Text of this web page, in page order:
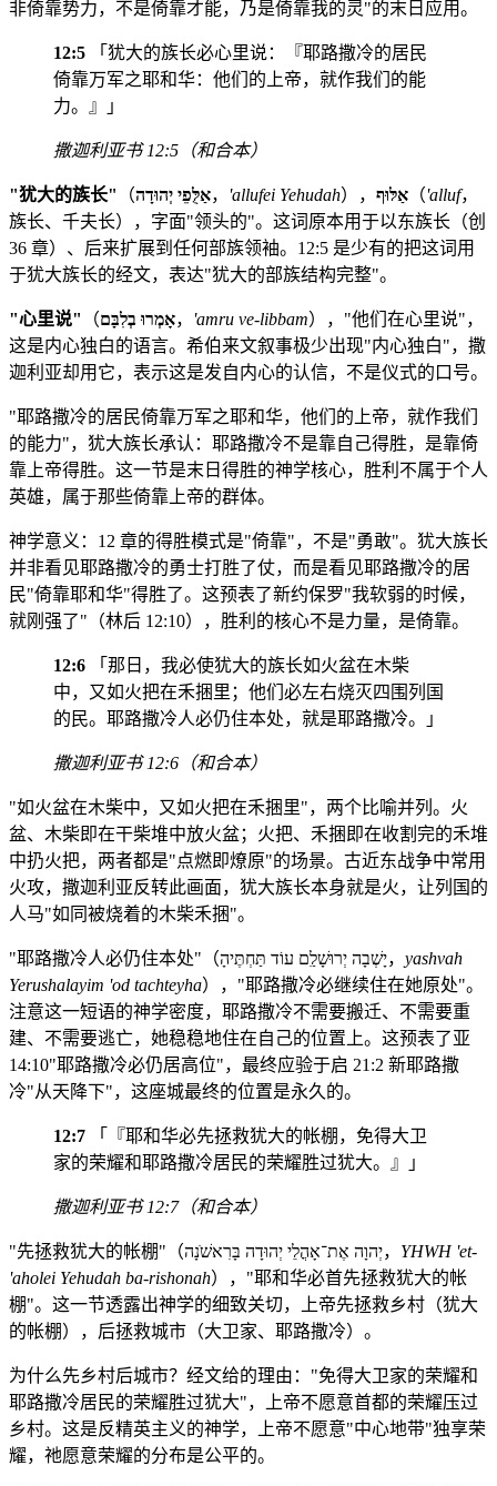
非倚靠势力，不是倚靠才能，乃是倚靠我的灵"的末日应用。
12:5 「犹大的族长必心里说：『耶路撒冷的居民
倚靠万军之耶和华：他们的上帝，就作我们的能
力。』」
撒迦利亚书 12:5（和合本）
"犹大的族长" （אַלֻּפֵי יְהוּדָה， 'allufei Yehudah）， אַלּוּף （'alluf，
族长、千夫长），字面"领头的"。这词原本用于以东族长（创
36 章）、后来扩展到任何部族领袖。12:5 是少有的把这词用
于犹大族长的经文，表达"犹大的部族结构完整"。
"心里说" （אָמְרוּ בְלִבָּם， 'amru ve-libbam），"他们在心里说"，
这是内心独白的语言。希伯来文叙事极少出现"内心独白"，撒
迦利亚却用它，表示这是发自内心的认信，不是仪式的口号。
"耶路撒冷的居民倚靠万军之耶和华，他们的上帝，就作我们
的能力"，犹大族长承认：耶路撒冷不是靠自己得胜，是靠倚
靠上帝得胜。这一节是末日得胜的神学核心，胜利不属于个人
英雄，属于那些倚靠上帝的群体。
神学意义：12 章的得胜模式是"倚靠"，不是"勇敢"。犹大族长
并非看见耶路撒冷的勇士打胜了仗，而是看见耶路撒冷的居
民"倚靠耶和华"得胜了。这预表了新约保罗"我软弱的时候，
就刚强了"（林后 12:10），胜利的核心不是力量，是倚靠。
12:6 「那日，我必使犹大的族长如火盆在木柴
中，又如火把在禾捆里；他们必左右烧灭四围列国
的民。耶路撒冷人必仍住本处，就是耶路撒冷。」
撒迦利亚书 12:6（和合本）
"如火盆在木柴中，又如火把在禾捆里"，两个比喻并列。火
盆、木柴即在干柴堆中放火盆；火把、禾捆即在收割完的禾堆
中扔火把，两者都是"点燃即燎原"的场景。古近东战争中常用
火攻，撒迦利亚反转此画面，犹大族长本身就是火，让列国的
人马"如同被烧着的木柴禾捆"。
"耶路撒冷人必仍住本处"（יָשְׁבָה יְרוּשָׁלִַם עוֹד תַּחְתֶּיהָ， yashvah
Yerushalayim 'od tachteyha），"耶路撒冷必继续住在她原处"。
注意这一短语的神学密度，耶路撒冷不需要搬迁、不需要重
建、不需要逃亡，她稳稳地住在自己的位置上。这预表了亚
14:10"耶路撒冷必仍居高位"，最终应验于启 21:2 新耶路撒
冷"从天降下"，这座城最终的位置是永久的。
12:7 「『耶和华必先拯救犹大的帐棚，免得大卫
家的荣耀和耶路撒冷居民的荣耀胜过犹大。』」
撒迦利亚书 12:7（和合本）
"先拯救犹大的帐棚"（יְהוָה אֶת־אָהֳלֵי יְהוּדָה בָּרִאשֹׁנָה， YHWH 'et-
'aholei Yehudah ba-rishonah），"耶和华必首先拯救犹大的帐
棚"。这一节透露出神学的细致关切，上帝先拯救乡村（犹大
的帐棚），后拯救城市（大卫家、耶路撒冷）。
为什么先乡村后城市？经文给的理由："免得大卫家的荣耀和
耶路撒冷居民的荣耀胜过犹大"，上帝不愿意首都的荣耀压过
乡村。这是反精英主义的神学，上帝不愿意"中心地带"独享荣
耀，祂愿意荣耀的分布是公平的。